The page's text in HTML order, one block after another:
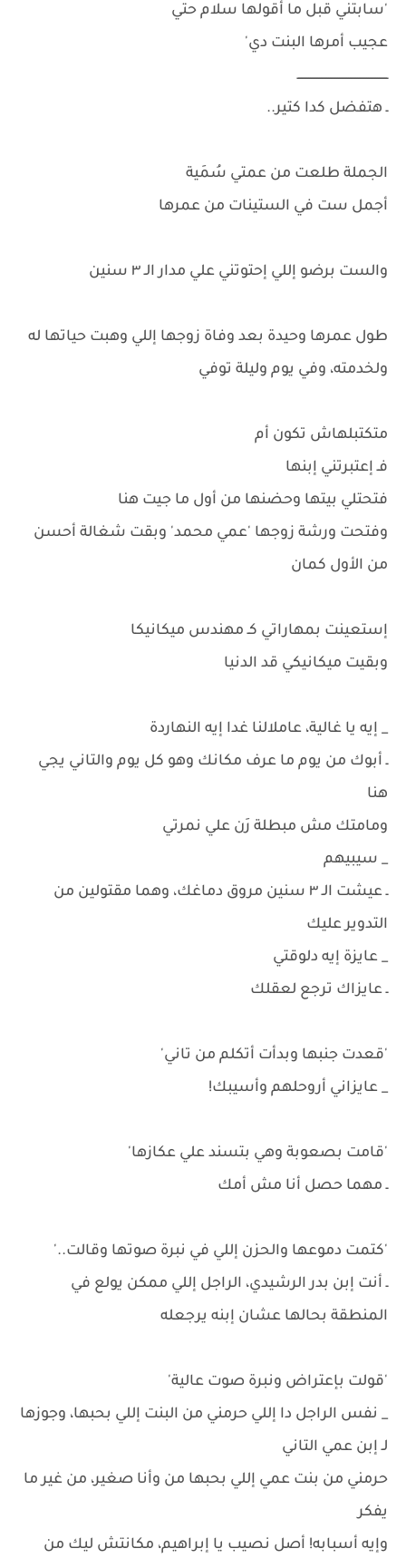
'سابتني قبل ما أقولها سلام حتي
عجيب أمرها البنت دي'
ــــــــــــــــــــــــــــــــــــــــــــــــــ
ـ هتفضل كدا كتير..
الجملة طلعت من عمتي سُمَية
أجمل ست في الستينات من عمرها
والست برضو إللي إحتوتني علي مدار الـ ٣ سنين
طول عمرها وحيدة بعد وفاة زوجها إللي وهبت حياتها له
ولخدمته، وفي يوم وليلة توفي
متكتبلهاش تكون أم
فـ إعتبرتني إبنها
فتحتلي بيتها وحضنها من أول ما جيت هنا
وفتحت ورشة زوجها 'عمي محمد' وبقت شغالة أحسن
من الأول كمان
إستعينت بمهاراتي كـ مهندس ميكانيكا
وبقيت ميكانيكي قد الدنيا
_ إيه يا غالية، عاملالنا غدا إيه النهاردة
ـ أبوك من يوم ما عرف مكانك وهو كل يوم والتاني يجي
هنا
ومامتك مش مبطلة رَن علي نمرتي
_ سيبيهم
ـ عيشت الـ ٣ سنين مروق دماغك، وهما مقتولين من
التدوير عليك
_ عايزة إيه دلوقتي
ـ عايزاك ترجع لعقلك
'قعدت جنبها وبدأت أتكلم من تاني'
_ عايزاني أروحلهم وأسيبك!
'قامت بصعوبة وهي بتسند علي عكازها'
ـ مهما حصل أنا مش أمك
'كتمت دموعها والحزن إللي في نبرة صوتها وقالت..'
ـ أنت إبن بدر الرشيدي، الراجل إللي ممكن يولع في
المنطقة بحالها عشان إبنه يرجعله
'قولت بإعتراض ونبرة صوت عالية'
_ نفس الراجل دا إللي حرمني من البنت إللي بحبها، وجوزها
لـ إبن عمي التاني
حرمني من بنت عمي إللي بحبها من وأنا صغير، من غير ما
يفكر
وإيه أسبابه! أصل نصيب يا إبراهيم، مكانتش ليك من